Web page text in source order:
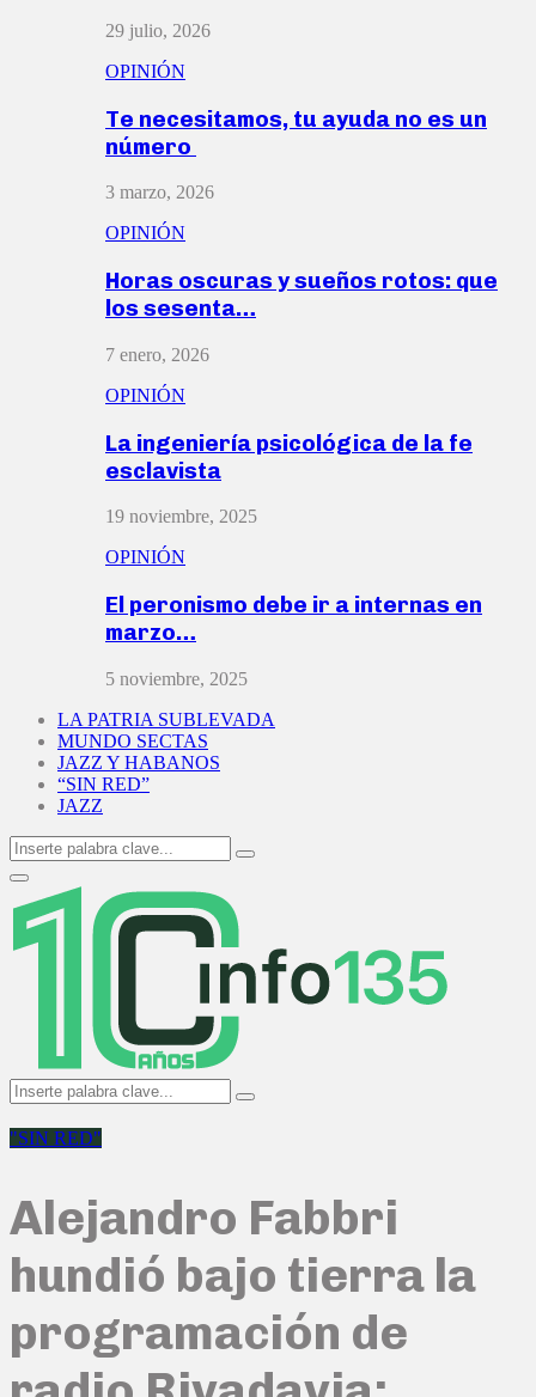
29 julio, 2026
OPINIÓN
Te necesitamos, tu ayuda no es un
número
3 marzo, 2026
OPINIÓN
Horas oscuras y sueños rotos: que
los sesenta…
7 enero, 2026
OPINIÓN
La ingeniería psicológica de la fe
esclavista
19 noviembre, 2025
OPINIÓN
El peronismo debe ir a internas en
marzo…
5 noviembre, 2025
LA PATRIA SUBLEVADA
MUNDO SECTAS
JAZZ Y HABANOS
“SIN RED”
JAZZ
Search
for:
Search
Primary
Menu
Search
for:
Search
"SIN RED"
Alejandro Fabbri
hundió bajo tierra la
programación de